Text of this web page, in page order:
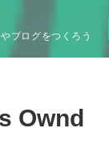
ブログをつくろう
Ownd